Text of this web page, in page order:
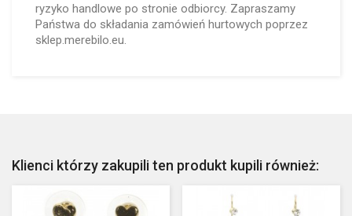
ryzyko handlowe po stronie odbiorcy. Zapraszamy
Państwa do składania zamówień hurtowych poprzez
sklep.merebilo.eu.
Klienci którzy zakupili ten produkt kupili również: